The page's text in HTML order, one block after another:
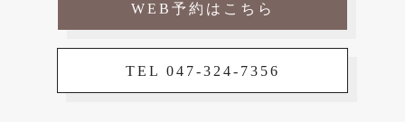
WEB予約はこちら
TEL 047-324-7356